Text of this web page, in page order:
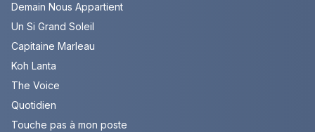
Demain Nous Appartient
Un Si Grand Soleil
Capitaine Marleau
Koh Lanta
The Voice
Quotidien
Touche pas à mon poste